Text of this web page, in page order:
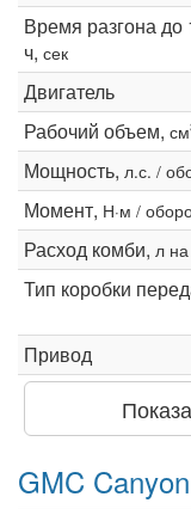
Время разгона до
ч, сек
Двигатель
Рабочий объем, см
Мощность, л.с. /
Момент, Н·м /
Расход комби, л
Тип коробки
Привод
GMC